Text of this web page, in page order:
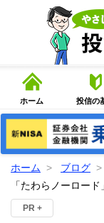
ホーム 投信の
ホーム ブログ
「たわらノーロー
PR +